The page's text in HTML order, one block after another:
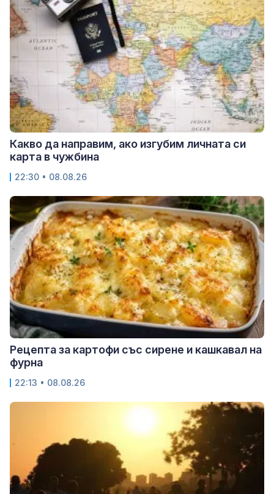
Какво да направим, ако изгубим личната си
карта в чужбина
22:30 • 08.08.26
Рецепта за картофи със сирене и кашкавал на
фурна
22:13 • 08.08.26